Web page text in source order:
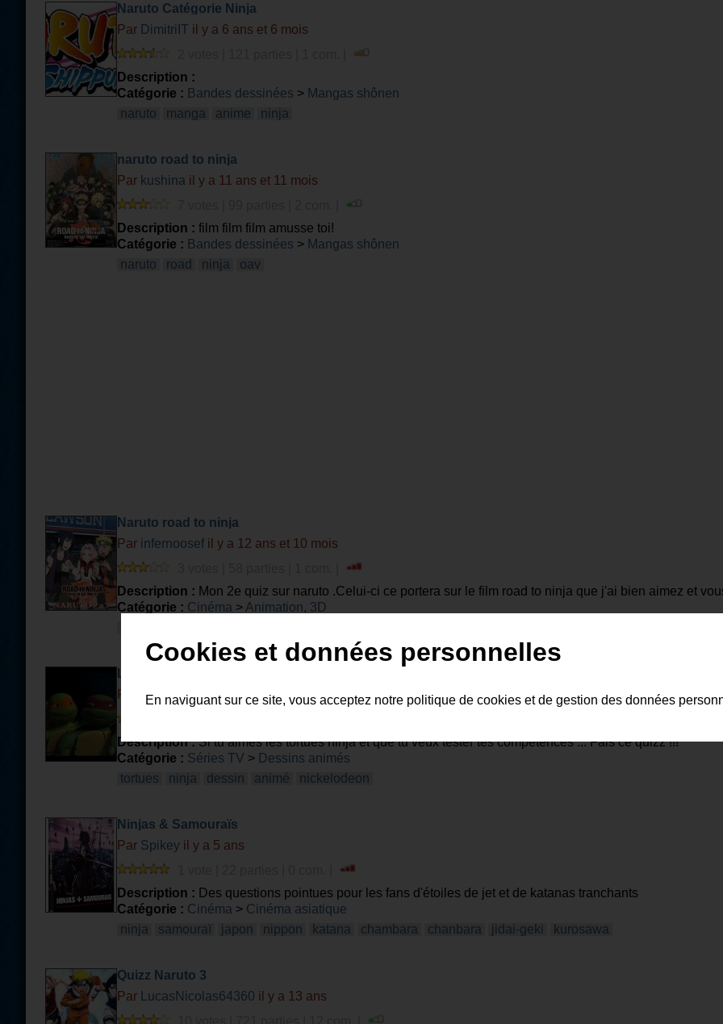
Naruto Catégorie Ninja
Par DimitriIT il y a 6 ans et 6 mois
Description :
Catégorie : Bandes dessinées > Mangas shônen
naruto
manga anime ninja
naruto road to ninja
Par kushina il y a 11 ans et 11 mois
Description : film film film amusse toi!
Catégorie : Bandes dessinées > Mangas shônen
naruto
road ninja oav
Naruto road to ninja
Par infernoosef il y a 12 ans et 10 mois
Description : Mon 2e quiz sur naruto .Celui-ci ce portera sur le film road to ninja que j'ai bien aimez et
Catégorie : Cinéma > Animation, 3D
Les tortues ninja
Par
Donnie2004il y a 11 ans et 1 mois
Description :Si tu aimes les tortues ninja et que tu veux tester tes compétences ... Fais ce quizz !!!
Catégorie : Séries TV > Dessins animés
tortues
ninja dessin animé nickelodeon
Ninjas & Samouraïs
Par Spikey il y a 5 ans
Description : Des questions pointues pour les fans d'étoiles de jet et de katanas tranchants
Catégorie : Cinéma > Cinéma asiatique
ninja
samouraï japon nippon katana chambara chanbara jidai-geki kurosawa
Quizz Naruto 3
Par
LucasNicolas64360 il y a 13 ans
Cookies et données personnelles
En naviguant sur ce site, vous acceptez notre politique de cookies et de gestion des données